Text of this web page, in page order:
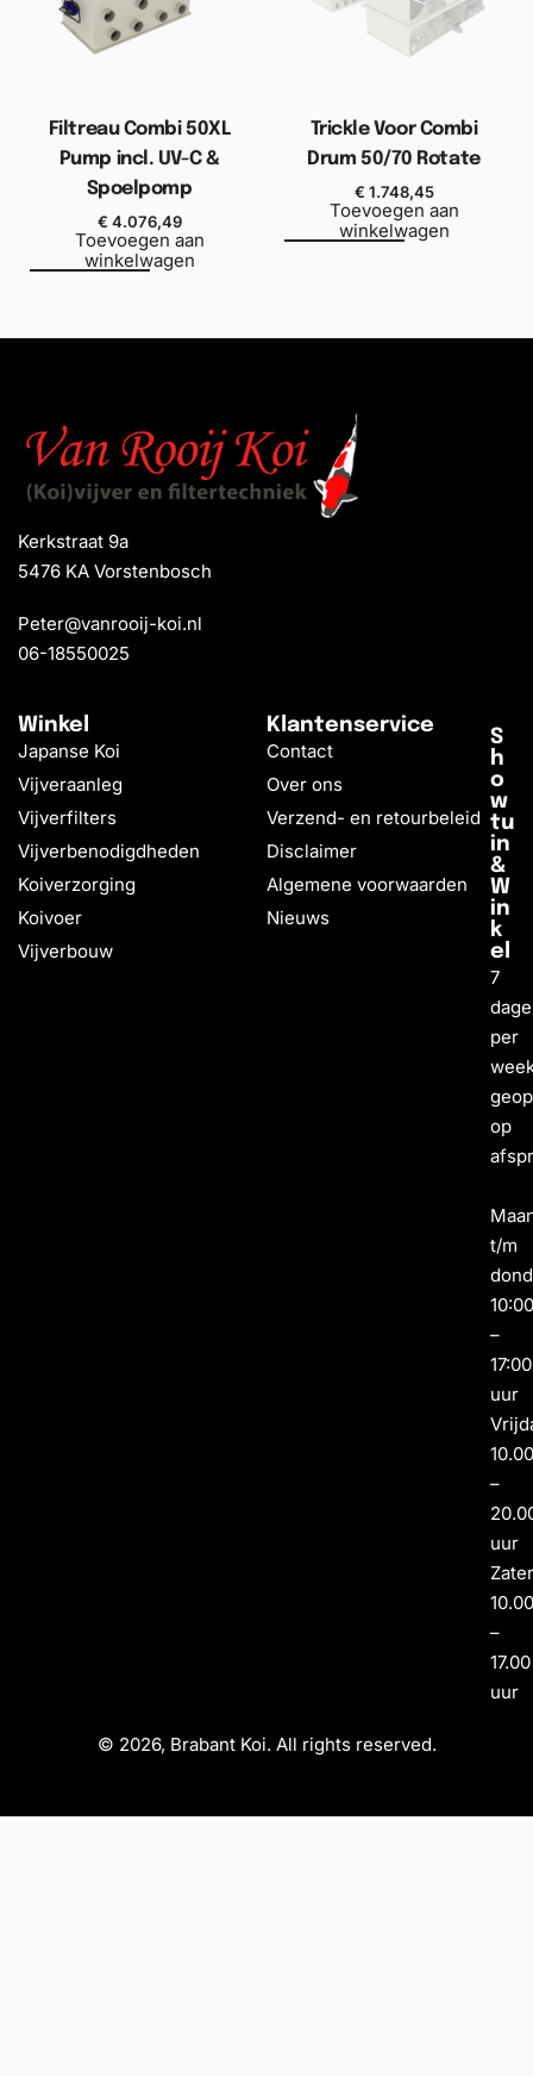
Filtreau Combi 50XL
Pump incl. UV-C &
Spoelpomp
€ 4.076,49
Toevoegen aan
winkelwagen
Trickle Voor Combi
Drum 50/70 Rotate
€ 1.748,45
Toevoegen aan
winkelwagen
Kerkstraat 9a
5476 KA Vorstenbosch
Peter@vanrooij-koi.nl
06-18550025
Winkel
Japanse Koi
Vijveraanleg
Vijverfilters
Vijverbenodigdheden
Koiverzorging
Koivoer
Vijverbouw
Klantenservice
Contact
Over ons
Verzend- en retourbeleid
Disclaimer
Algemene voorwaarden
Nieuws
S
h
o
w
tu
in
&
W
in
k
el
7
per
op
t/m
–
17:00
uur
–
uur
–
17.00
uur
© 2026, Brabant Koi. All rights reserved.